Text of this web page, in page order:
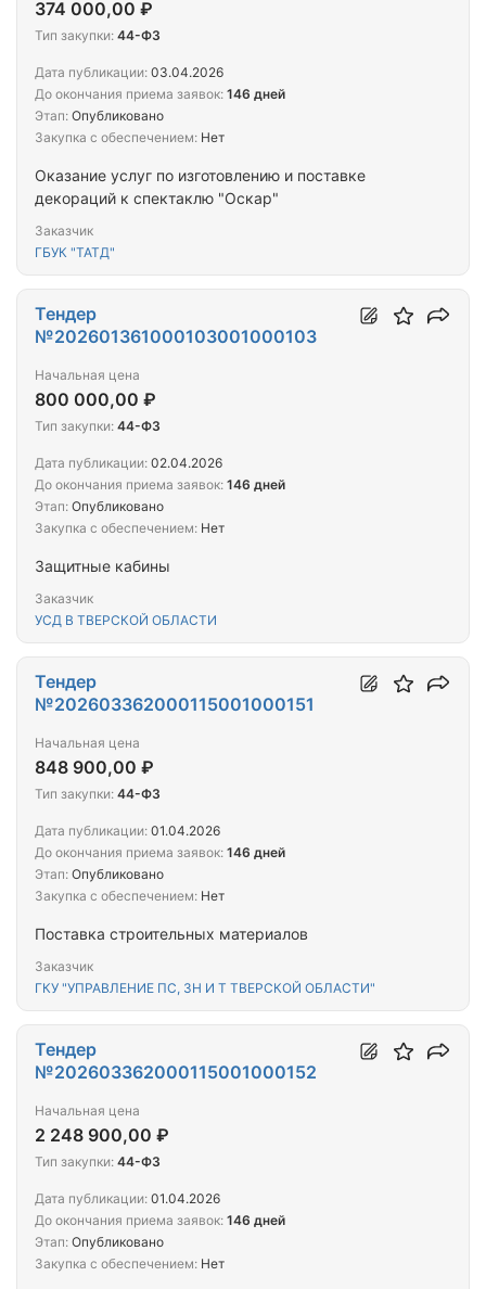
Оказание услуг по изготовлению и поставке
декораций к спектаклю "Оскар"
Заказчик
ГБУК "ТАТД"
374 000,00 ₽
Тип закупки: 44-ФЗ
Дата публикации: 03.04.2026
До окончания приема заявок: 146 дней
Этап: Опубликовано
Закупка с обеспечением: Нет
Защитные кабины
Заказчик
УСД В ТВЕРСКОЙ ОБЛАСТИ
Тендер
№202601361000103001000103
Начальная цена
800 000,00 ₽
Тип закупки: 44-ФЗ
Дата публикации: 02.04.2026
До окончания приема заявок: 146 дней
Этап: Опубликовано
Закупка с обеспечением: Нет
Поставка строительных материалов
Заказчик
ГКУ "УПРАВЛЕНИЕ ПС, ЗН И Т ТВЕРСКОЙ ОБЛАСТИ"
Тендер
№202603362000115001000151
Начальная цена
848 900,00 ₽
Тип закупки: 44-ФЗ
Дата публикации: 01.04.2026
До окончания приема заявок: 146 дней
Этап: Опубликовано
Закупка с обеспечением: Нет
Тендер
№202603362000115001000152
Начальная цена
2 248 900,00 ₽
Тип закупки: 44-ФЗ
Дата публикации: 01.04.2026
До окончания приема заявок: 146 дней
Этап: Опубликовано
Закупка с обеспечением: Нет